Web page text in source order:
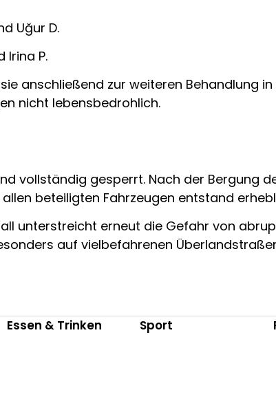
Uğur D.
Irina P.
anschließend zur weiteren Behandlung in
nicht lebensbedrohlich.
vollständig gesperrt. Nach der Bergung
beteiligten Fahrzeugen entstand
unterstreicht erneut die Gefahr von
auf vielbefahrenen
Essen & Trinken Sport